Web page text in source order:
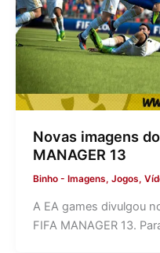
Novas imagens
MANAGER 13
Binho - Imagens, Jogos,
A EA games divulgou
FIFA MANAGER 13.